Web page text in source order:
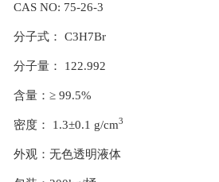
CAS NO: 75-26-3
分子式： C3H7Br
分子量： 122.992
含量：≥ 99.5%
密度： 1.3±0.1 g/cm3
外观：无色透明液体